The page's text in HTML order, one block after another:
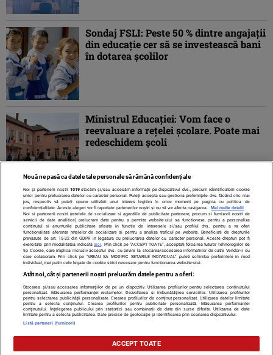
Sondaj FSLI: Peste 50 % dintre angajaţii
din educaţie cer să se investească bani
în dotarea şcolilor
Ministrul Educaţiei: Vom face o
reevaluare a reţelei şcolare. Poate mai
redeschidem şcoli
Contact Despre noi Termeni și condiții
Citarea se poate face în limita a 250 de semne. Nici o instituţie sau persoană
(site-uri, instituţii mass-media, firme de monitorizare) nu poate reproduce
integral scrierile publicistice purtătoare de Drepturi de Autor.
Nouă ne pasă ca datele tale personale să rămână confidențiale
Noi și partenerii noștri 1019stocăm și/sau accesăm informații pe dispozitivul dvs., precum identificatorii cookie
unici pentru prelucrarea datelor cu caracter personal. Puteți accepta sau gestiona preferințele dvs. făcând clic mai
jos, respectiv vă puteți opune utilizării unui interes legitim în orice moment pe pagina cu politica de
confidențialitate. Aceste alegeri vor fi raportate partenerilor noștri și nu vă vor afecta navigarea.
Mai multe detalii
Noi si partenerii nostri (retelele de socializare si agentiile de publicitate partenere, precum si furnizorii nostri de
servicii de date analitice) prelucram date pentru a permite website-ului sa functioneze, pentru a personaliza
continutul si anunturile publicitare afisate in functie de interesele si/sau profilul dvs., pentru a va oferi
functionalitati aferente retelelor de socializare si pentru a analiza traficul pe website. Beneficiati de drepturile
prevazute de art. 15-22 din GDPR in legatura cu prelucrarea datelor cu caracter personal. Aceste drepturi pot fi
exercitate prin modalitatea indicataaici . Prin click pe “ACCEPT TOATE”, acceptati folosirea tuturor Tehnologiilor de
tip Cookie, care implica inclusiv acceptul dvs. cu privire la stocarea/accesarea informatiilor de catre Vendor-ii cu
care colaboram. Prin click pe “VREAU SA MODIFIC SETARILE INDIVIDUAL” puteti schimba preferintele in mod
individual, mai putin cele legate de cookie strict necesare pentru functionarea website-ului.
Atât noi, cât și partenerii noștri prelucrăm datele pentru a oferi:
Stocarea și/sau accesarea informațiilor de pe un dispozitiv. Utilizarea profilurilor pentru selectarea conținutului
personalizat. Măsurarea performanței reclamelor. Dezvoltarea și îmbunătățirea serviciilor. Utilizarea profilurilor
pentru selectarea publicității personalizate. Crearea profilurilor de conținut personalizat. Utilizarea datelor limitate
pentru a selecta conținutul. Crearea profilurilor pentru publicitate personalizată. Măsurarea performanței
conținutului. Înțelegerea publicului prin statistici sau combinații de date din surse diferite. Utilizarea de date
limitate pentru a selecta publicitatea. Date precise de geolocație și identificarea prin scanarea dispozitivului.
Listă parteneri (furnizori)
ACCEPT TOATE